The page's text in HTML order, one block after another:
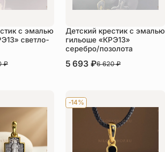
с эмалью
светло-
₽
Детский крестик с эмалью
гильоше «КРЭ13»
серебро/позолота
В наличии
5 693₽6 620₽
-14%